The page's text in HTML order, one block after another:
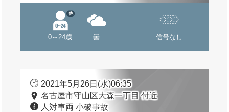
0～24歳
他
曇 信号なし
2021年5月26日(水)06:35
名古屋市守山区大森一丁目 付近
人対車両 小破事故